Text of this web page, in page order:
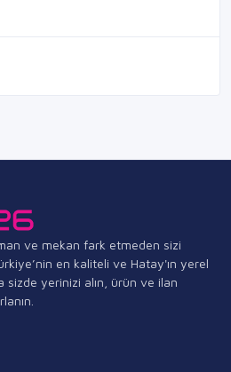
ve mekan fark etmeden sizi
en kaliteli ve Hatay'ın yerel
sizde yerinizi alın, ürün ve ilan